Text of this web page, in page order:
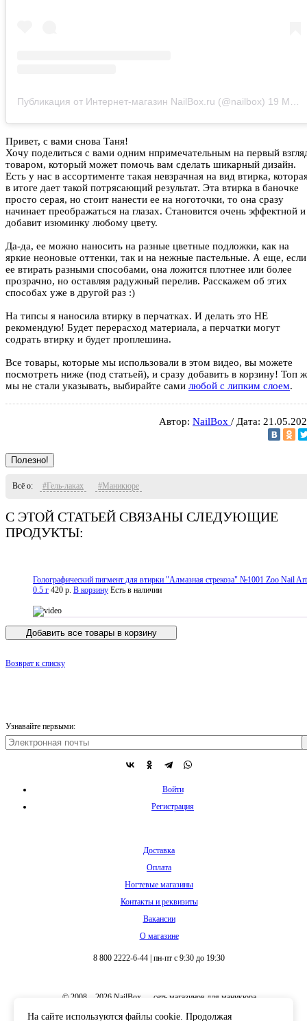
Публикация от Интернет-магазин NailBox.ru (@nailbox) 19 Май 2020 в 9:31 PDT
Привет, с вами снова Таня!
Хочу поделиться с вами одним нпримечательным на первый
товаром, который может помочь вам сделать шикарный дизайн.
Есть у нас в ассортименте такая невзрачная на вид втирка,
в итоге дает такой потрясающий результат. Эта втирка в баночке
просто серая, но стоит нанести ее на ноготочки, то она сразу
начинает преображаться на глазах. Становится очень эффектной и
добавит изюминку любому цвету.
Да-да, ее можно наносить на разные цветные подложки, как на
яркие неоновые оттенки, так и на нежные пастельные. А еще, если
ее втирать разными способами, она ложится плотнее или более
прозрачно, но оставляя радужный перелив. Расскажем об этих
способах уже в другой раз :)
На типсы я наносила втирку в перчатках. И делать это НЕ
рекомендую! Будет перерасход материала, а перчатки могут
содрать втирку и будет проплешина.
Все товары, которые мы использовали в этом видео, вы можете
посмотреть ниже (под статьей), и сразу добавить в корзину! Топ
мы не стали указывать, выбирайте сами любой с липким слоем.
Автор: NailBox / Дата:
Полезно!
Всё о: #Гель-лаках #Маникюре
С ЭТОЙ СТАТЬЕЙ СВЯЗАНЫ СЛЕДУЮЩИЕ
ПРОДУКТЫ:
Голографический пигмент для втирки "Алмазная стрекоза" №1001 Zoo Nail Art
0.5 г 420 р. В корзину Есть в наличии
Добавить все товары в корзину
Возврат к списку
Узнавайте первыми:
Войти
Регистрация
Доставка
Оплата
Ногтевые магазины
Контакты и реквизиты
Вакансии
О магазине
8 800 2222-6-44 пн-пт с 9:30 до 19:30
© 2008 – 2026 NailBox — сеть магазинов для маникюра
На сайте используются файлы cookie. Продолжая